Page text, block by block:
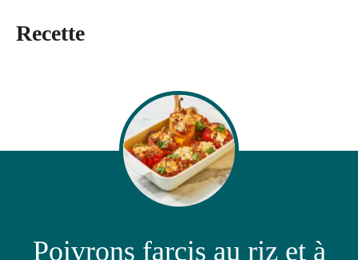
Recette
Poivrons farcis au riz et à